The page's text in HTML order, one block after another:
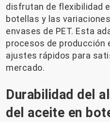
disfrutan de flexibilidad
botellas y las
envases de PET. Esta
procesos de producción
ajustes rápidos para
mercado.
Durabilidad del
del aceite en